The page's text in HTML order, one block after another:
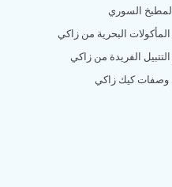
السوري
البحرية من زاكي
الفريدة من زاكي
وصفات كيك زاكي